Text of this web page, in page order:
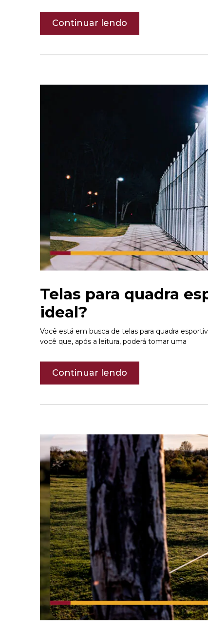
Continuar lendo
Telas para quadra
ideal?
Você está em busca de telas para quadra
você que, após a leitura, poderá tomar uma
Continuar lendo